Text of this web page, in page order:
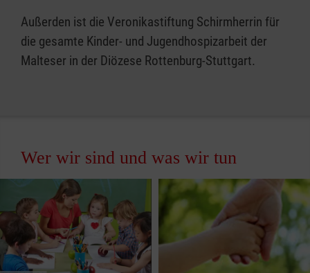
Außerden ist die Veronikastiftung Schirmherrin für
die gesamte Kinder- und Jugendhospizarbeit der
Malteser in der Diözese Rottenburg-Stuttgart.
Wer wir sind und was wir tun